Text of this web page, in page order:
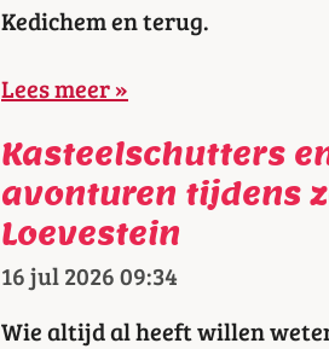
Kedichem en terug.
Lees meer »
Kasteelschutters
avonturen tijdens
Loevestein
16 jul 202609:34
Wie altijd al heeft willen